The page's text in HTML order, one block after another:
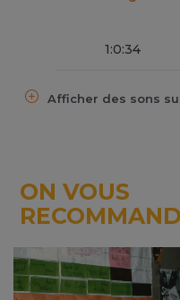
1:0:34
Afficher des sons
ON VOUS